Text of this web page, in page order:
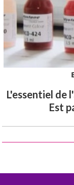
L'essentiel de
Est